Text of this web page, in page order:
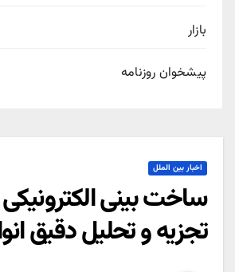
بازار
پیشخوان روزنامه
اخبار بین الملل
ساخت بینی الکترونیکی
تجزیه و تحلیل دقیق